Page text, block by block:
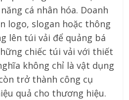
cá nhân hóa. Doanh
logo, slogan hoặc thông
lên túi vải để quảng bá
chiếc túi vải với thiết
không chỉ là vật dụng
trở thành công cụ
quả cho thương hiệu.